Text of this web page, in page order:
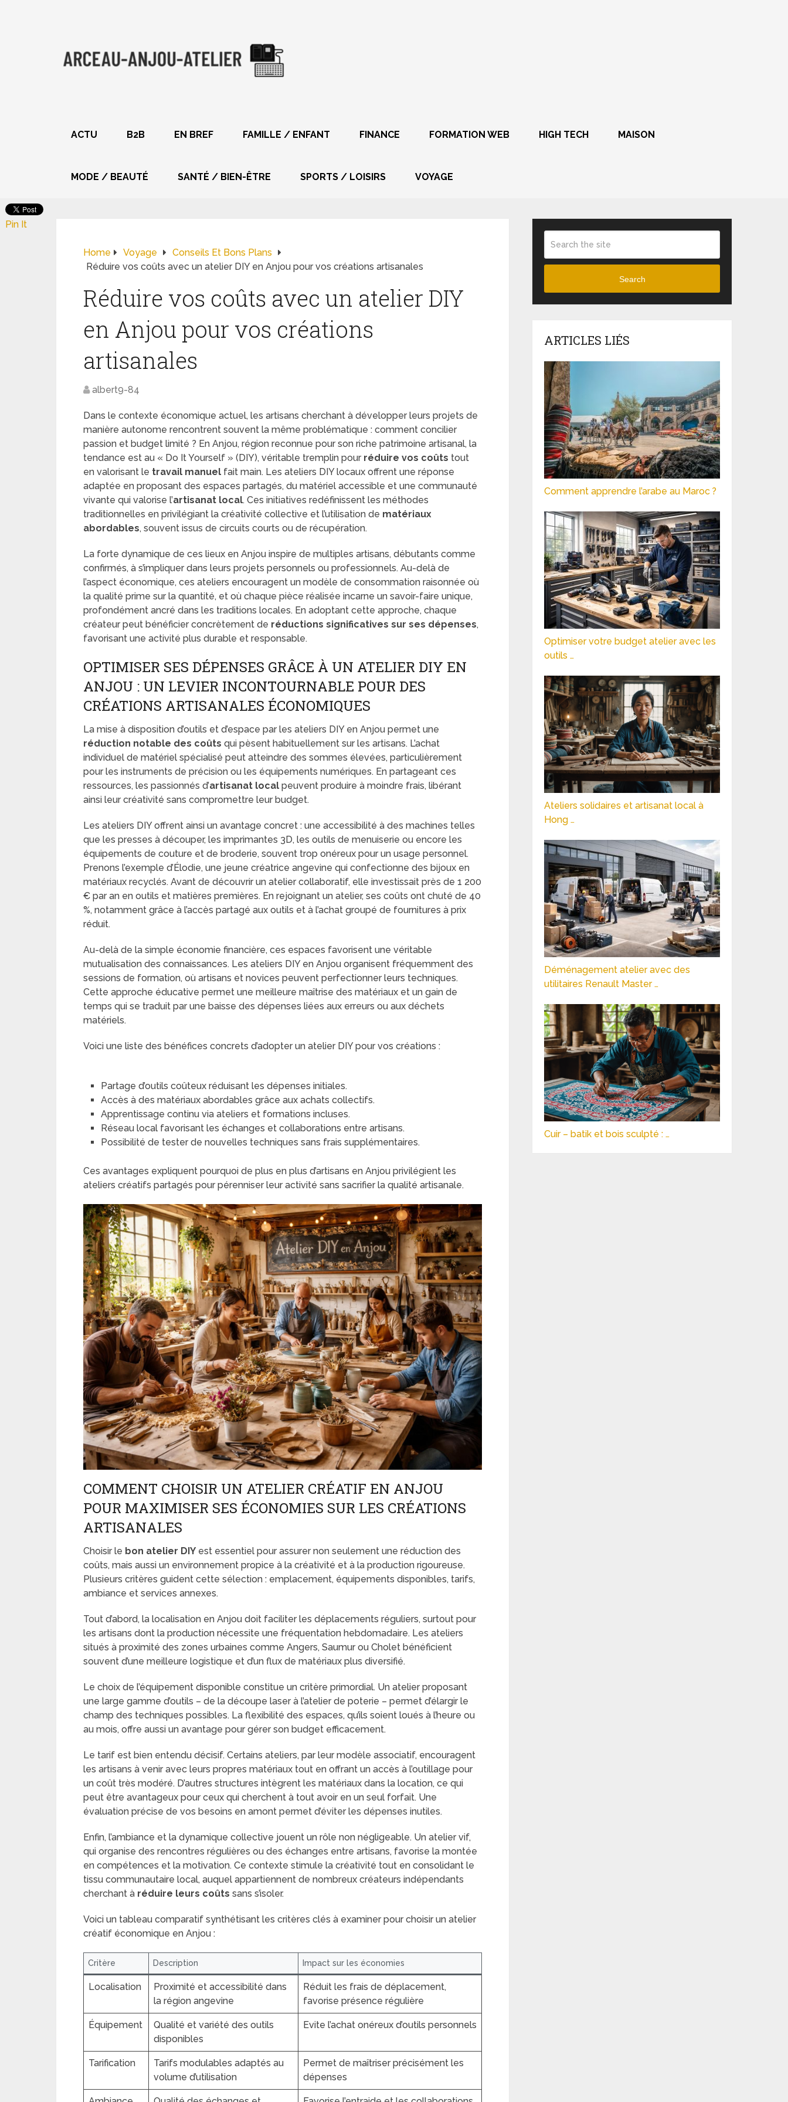
ACTU B2B EN BREF FAMILLE / ENFANT FINANCE FORMATION WEB HIGH TECH MAISON
MODE / BEAUTÉ SANTÉ / BIEN-ÊTRE SPORTS / LOISIRS VOYAGE
Home Voyage
Conseils Et Bons Plans
Réduire vos coûts avec un atelier DIY en Anjou pour vos créations artisanales
Réduire vos coûts avec un atelier DIY
en Anjou pour vos créations
artisanales
albert9-84
Dans le contexte économique actuel, les artisans cherchant à développer leurs projets de
manière autonome rencontrent souvent la même problématique : comment concilier
passion et budget limité ? En Anjou, région reconnue pour son riche patrimoine artisanal, la
tendance est au « Do It Yourself » (DIY), véritable tremplin pour réduire vos coûts tout
en valorisant le travail manuel fait main. Les ateliers DIY locaux offrent une réponse
adaptée en proposant des espaces partagés, du matériel accessible et une communauté
vivante qui valorise l’artisanat local. Ces initiatives redéfinissent les méthodes
traditionnelles en privilégiant la créativité collective et l’utilisation de matériaux
abordables, souvent issus de circuits courts ou de récupération.
La forte dynamique de ces lieux en Anjou inspire de multiples artisans, débutants comme
confirmés, à s’impliquer dans leurs projets personnels ou professionnels. Au-delà de
l’aspect économique, ces ateliers encouragent un modèle de consommation raisonnée où
la qualité prime sur la quantité, et où chaque pièce réalisée incarne un savoir-faire unique,
profondément ancré dans les traditions locales. En adoptant cette approche, chaque
créateur peut bénéficier concrètement de réductions significatives sur ses dépenses,
favorisant une activité plus durable et responsable.
OPTIMISER SES DÉPENSES GRÂCE À UN ATELIER DIY EN
ANJOU : UN LEVIER INCONTOURNABLE POUR DES
CRÉATIONS ARTISANALES ÉCONOMIQUES
La mise à disposition d’outils et d’espace par les ateliers DIY en Anjou permet une
réduction notable des coûts qui pèsent habituellement sur les artisans. L’achat
individuel de matériel spécialisé peut atteindre des sommes élevées, particulièrement
pour les instruments de précision ou les équipements numériques. En partageant ces
ressources, les passionnés d’artisanat local peuvent produire à moindre frais, libérant
ainsi leur créativité sans compromettre leur budget.
Les ateliers DIY offrent ainsi un avantage concret : une accessibilité à des machines telles
que les presses à découper, les imprimantes 3D, les outils de menuiserie ou encore les
équipements de couture et de broderie, souvent trop onéreux pour un usage personnel.
Prenons l’exemple d’Élodie, une jeune créatrice angevine qui confectionne des bijoux en
matériaux recyclés. Avant de découvrir un atelier collaboratif, elle investissait près de 1 200
€ par an en outils et matières premières. En rejoignant un atelier, ses coûts ont chuté de 40
%, notamment grâce à l’accès partagé aux outils et à l’achat groupé de fournitures à prix
réduit.
Au-delà de la simple économie financière, ces espaces favorisent une véritable
mutualisation des connaissances. Les ateliers DIY en Anjou organisent fréquemment des
sessions de formation, où artisans et novices peuvent perfectionner leurs techniques.
Cette approche éducative permet une meilleure maîtrise des matériaux et un gain de
temps qui se traduit par une baisse des dépenses liées aux erreurs ou aux déchets
matériels.
Voici une liste des bénéfices concrets d’adopter un atelier DIY pour vos créations :
Partage d’outils coûteux réduisant les dépenses initiales.
Accès à des matériaux abordables grâce aux achats collectifs.
Apprentissage continu via ateliers et formations incluses.
Réseau local favorisant les échanges et collaborations entre artisans.
Possibilité de tester de nouvelles techniques sans frais supplémentaires.
Ces avantages expliquent pourquoi de plus en plus d’artisans en Anjou privilégient les
ateliers créatifs partagés pour pérenniser leur activité sans sacrifier la qualité artisanale.
COMMENT CHOISIR UN ATELIER CRÉATIF EN ANJOU
POUR MAXIMISER SES ÉCONOMIES SUR LES CRÉATIONS
ARTISANALES
Choisir le bon atelier DIY est essentiel pour assurer non seulement une réduction des
coûts, mais aussi un environnement propice à la créativité et à la production rigoureuse.
Plusieurs critères guident cette sélection : emplacement, équipements disponibles, tarifs,
ambiance et services annexes.
Tout d’abord, la localisation en Anjou doit faciliter les déplacements réguliers, surtout pour
les artisans dont la production nécessite une fréquentation hebdomadaire. Les ateliers
situés à proximité des zones urbaines comme Angers, Saumur ou Cholet bénéficient
souvent d’une meilleure logistique et d’un flux de matériaux plus diversifié.
Le choix de l’équipement disponible constitue un critère primordial. Un atelier proposant
une large gamme d’outils – de la découpe laser à l’atelier de poterie – permet d’élargir le
champ des techniques possibles. La flexibilité des espaces, qu’ils soient loués à l’heure ou
au mois, offre aussi un avantage pour gérer son budget efficacement.
Le tarif est bien entendu décisif. Certains ateliers, par leur modèle associatif, encouragent
les artisans à venir avec leurs propres matériaux tout en offrant un accès à l’outillage pour
un coût très modéré. D’autres structures intègrent les matériaux dans la location, ce qui
peut être avantageux pour ceux qui cherchent à tout avoir en un seul forfait. Une
évaluation précise de vos besoins en amont permet d’éviter les dépenses inutiles.
Enfin, l’ambiance et la dynamique collective jouent un rôle non négligeable. Un atelier vif,
qui organise des rencontres régulières ou des échanges entre artisans, favorise la montée
en compétences et la motivation. Ce contexte stimule la créativité tout en consolidant le
tissu communautaire local, auquel appartiennent de nombreux créateurs indépendants
cherchant à réduire leurs coûts sans s’isoler.
Voici un tableau comparatif synthétisant les critères clés à examiner pour choisir un atelier
créatif économique en Anjou :
Critère Description Impact sur les économies
Localisation
Proximité et accessibilité dans
la région angevine
Réduit les frais de déplacement,
favorise présence régulière
Équipement
Qualité et variété des outils
disponibles
Evite l’achat onéreux d’outils personnels
Tarification
Tarifs modulables adaptés au
volume d’utilisation
Permet de maîtriser précisément les
dépenses
Pin It
Search
ARTICLES LIÉS
Comment apprendre l’arabe au Maroc ?
Optimiser votre budget atelier avec les
outils …
Ateliers solidaires et artisanat local à
Hong …
Déménagement atelier avec des
utilitaires Renault Master …
Cuir – batik et bois sculpté : …